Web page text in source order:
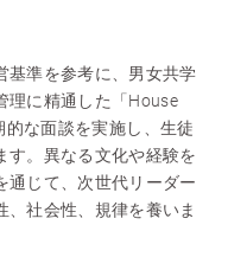
基準を参考に、男女共学
理に精通した「House
な面談を実施し、生徒
す。異なる文化や経験を
通じて、次世代リーダー
社会性、規律を養いま